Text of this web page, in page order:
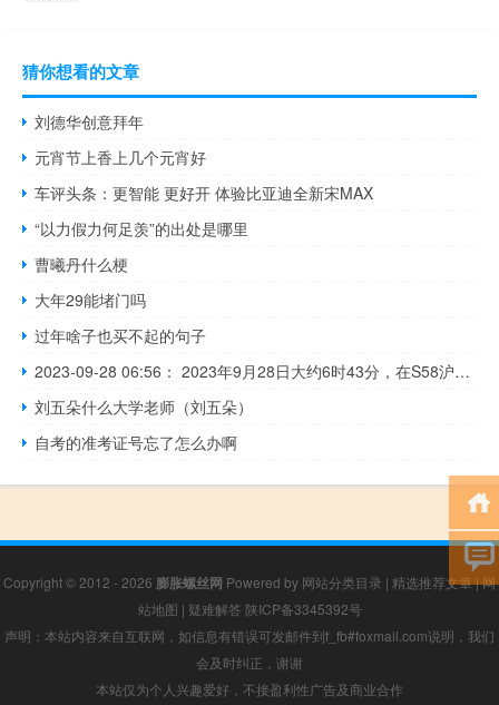
猜你想看的文章
刘德华创意拜年
元宵节上香上几个元宵好
车评头条：更智能 更好开 体验比亚迪全新宋MAX
“以力假力何足羡”的出处是哪里
曹曦丹什么梗
大年29能堵门吗
过年啥子也买不起的句子
2023-09-28 06:56： 2023年9月28日大约6时43分，在S58沪常高速苏州段由上海往常州方向76K过天池山收费站2公里附近发生1起事故，现场车多缓行，事故正在处理中。 ​​​
刘五朵什么大学老师（刘五朵）
自考的准考证号忘了怎么办啊
Copyright © 2012 - 2026 膨胀螺丝网 Powered by 网站分类目录 | 精选推荐文章|网
站地图 | 疑难解答 陕ICP备3345392号
声明：本站内容来自互联网，如信息有错误可发邮件到f_fb#foxmail.com说明，我们
会及时纠正，谢谢
本站仅为个人兴趣爱好，不接盈利性广告及商业合作